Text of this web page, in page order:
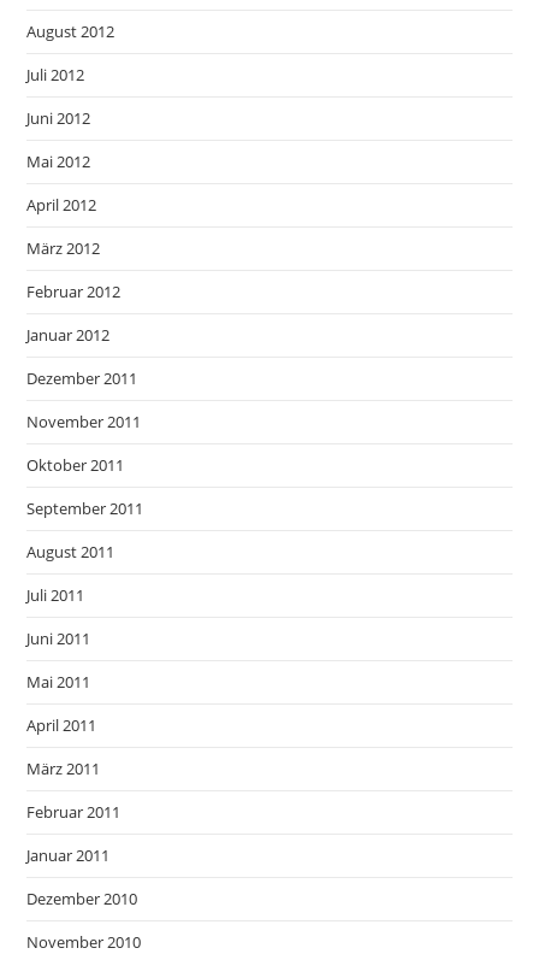
August 2012
Juli 2012
Juni 2012
Mai 2012
April 2012
März 2012
Februar 2012
Januar 2012
Dezember 2011
November 2011
Oktober 2011
September 2011
August 2011
Juli 2011
Juni 2011
Mai 2011
April 2011
März 2011
Februar 2011
Januar 2011
Dezember 2010
November 2010